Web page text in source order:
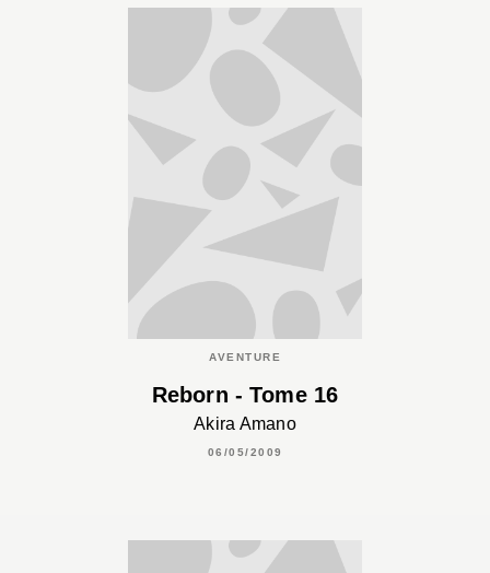
AVENTURE
Reborn - Tome 16
Akira Amano
06/05/2009